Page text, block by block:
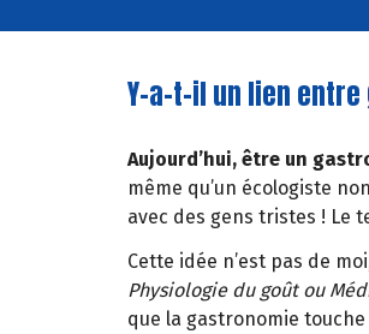
Y-a-t-il un lien
Aujourd’hui, être un
même qu’un écologiste
avec des gens tristes ! Le
Cette idée n’est pas de
Physiologie du goût ou
que la gastronomie